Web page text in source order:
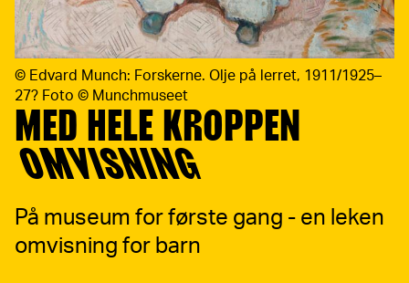
MED HELE KROPPEN
OMVISNING
På museum for første gang - en leken
omvisning for barn
© Edvard Munch: Forskerne. Olje på lerret, 1911/1925–
27? Foto © Munchmuseet